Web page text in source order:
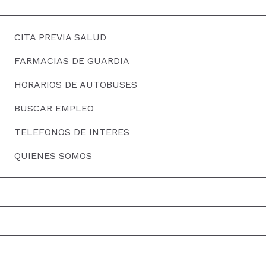
CITA PREVIA SALUD
FARMACIAS DE GUARDIA
HORARIOS DE AUTOBUSES
BUSCAR EMPLEO
TELEFONOS DE INTERES
QUIENES SOMOS